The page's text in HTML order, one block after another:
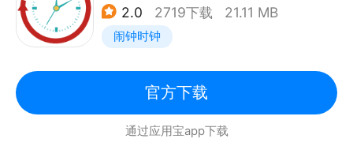
景，1，待办项和计时深度绑定，可以看到这项todo花
费多久。2，可以当做计时模板使用，设置好记录的分
应设置。
行为链功能：将想要做的事情串成一条链，完成一件事
2.0 2719下载 21.11 MB
闹钟时钟
官方下载
通过应用宝app下载